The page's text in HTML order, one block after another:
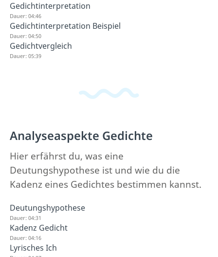
Gedichtinterpretation
Dauer: 04:46
Gedichtinterpretation Beispiel
Dauer: 04:50
Gedichtvergleich
Dauer: 05:39
Analyseaspekte Gedichte
Hier erfährst du, was eine
Deutungshypothese ist und wie du die
Kadenz eines Gedichtes bestimmen kannst.
Deutungshypothese
Dauer: 04:31
Kadenz Gedicht
Dauer: 04:16
Lyrisches Ich